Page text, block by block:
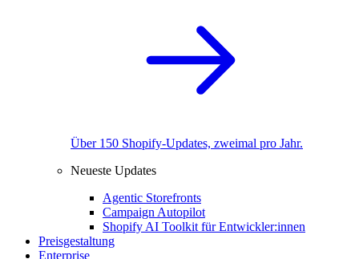
Über 150 Shopify-Updates, zweimal pro Jahr.
Neueste Updates
Agentic Storefronts
Campaign Autopilot
Shopify AI Toolkit für Entwickler:innen
Preisgestaltung
Enterprise